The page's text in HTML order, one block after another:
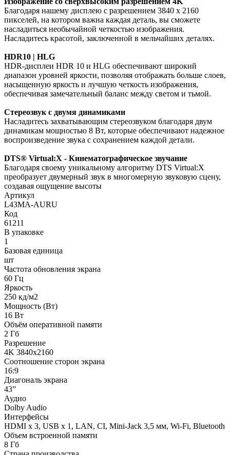
Благодаря нашему дисплею с разрешением 3840 x 2160
пикселей, на котором важна каждая деталь, вы сможете
насладиться необычайной четкостью изображения.
Насладитесь красотой, заключенной в мельчайших деталях.
HDR10 | HLG
HDR-дисплеи HDR 10 и HLG обеспечивают широкий
диапазон уровней яркости, позволяя отображать больше слоев,
насыщенную яркость и лучшую четкость изображения,
обеспечивая замечательный баланс между светом и тьмой.
Стереозвук с двумя динамиками
Насладитесь захватывающим стереозвуком благодаря двум
динамикам мощностью 8 Вт, которые обеспечивают надежное
воспроизведение звука с сохранением каждой детали.
DTS® Virtual:X - Кинематографическое звучание
Благодаря своему уникальному алгоритму DTS Virtual:X
преобразует двумерный звук в многомерную звуковую сцену,
создавая ощущение высоты
Артикул
L43MA-AURU
Код
61211
В упаковке
1
Базовая единица
шт
Частота обновления экрана
60 Гц
Яркость
250 кд/м2
Мощность (Bт)
16 Вт
Объём оперативной памяти
2 Гб
Разрешение
4K 3840x2160
Соотношение сторон экрана
16:9
Диагональ экрана
43”
Аудио
Dolby Audio
Интерфейсы
HDMI x 3, USB x 1, LAN, CI, Mini-Jack 3,5 мм, Wi-Fi, Bluetooth
Объем встроенной памяти
8 Гб